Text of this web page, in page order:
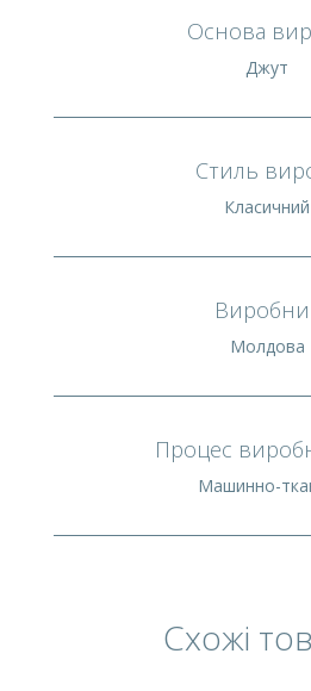
Основа
Джут
Стиль
Класичний
Молдова
Процес
Машинно-
Схожі